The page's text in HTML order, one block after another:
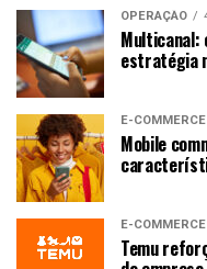
OPERAÇÃO
Multicanal:
estratégia
E-COMMERCE
Mobile
E-COMMERCE
Temu